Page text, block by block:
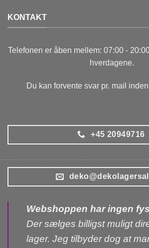
KONTAKT
Telefonen er åben mellem: 07:00 -
hverdagene.
Du kan forvente svar pr. mail
+45 20949716
Webshoppen har ingen
Der sælges billigst muligt
lager. Jeg tilbyder dog at